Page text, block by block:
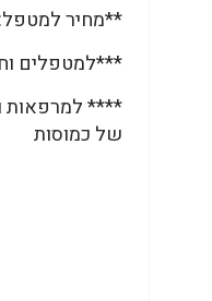
**מחיר למטפל: 75 ש"ח בקנייה של מינימום 5 צנצנות.
***למטפלים וחנויות
**** למרפאות
של כמוסות